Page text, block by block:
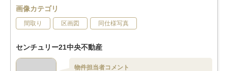
画像カテゴリ
間取り 区画図 同仕様写真
センチュリー21中央不動産
物件担当者コメント